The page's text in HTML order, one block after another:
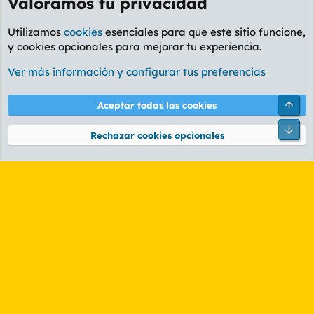
Foro General
Cookies
PL OLDSTYLE AMARILLO
Términos y reglas Política de privacidad Ayuda
Community platform by XenForo® © 2010-2026 XenForo Ltd.
Utilizamos cookies esenciales para que este sitio funcione,
y cookies opcionales para mejorar tu experiencia.
Ver más información y configurar tus preferencias
Aceptar todas las cookies
Rechazar cookies opcionales
Pie